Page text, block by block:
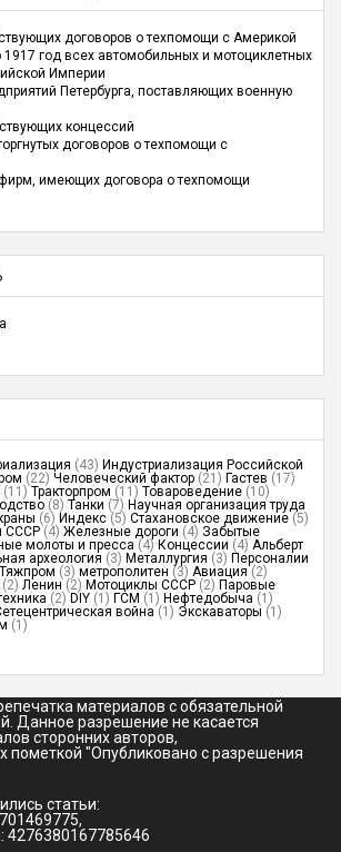
договоров о техпомощи с Америкой
1917 год всех автомобильных и мотоциклетных
Империи
Петербурга, поставляющих военную
концессий
договоров о техпомощи с
имеющих договора о техпомощи
(43) Индустриализация Российской
(22) Человеческий фактор (21) Гастев (17)
(11) Тракторпром (11) Товароведение (10)
(8) Танки (7) Научная организация труда
(6) Индекс (5) Стахановское движение (5)
СССР (4) Железные дороги (4) Забытые
молоты и пресса (4) Концессии (4) Альберт
археология (3) Металлургия (3) Персоналии
Тяжпром (3) метрополитен (3) Авиация (2)
(2) Ленин (2) Мотоциклы СССР (2) Паровые
(2) DIY (1) ГСМ (1) Нефтедобыча (1)
война (1) Экскаваторы (1)
(1)
материалов с обязательной
Данное разрешение не касается
сторонних авторов,
пометкой "Опубликовано с разрешения
статьи:
4276380167785646